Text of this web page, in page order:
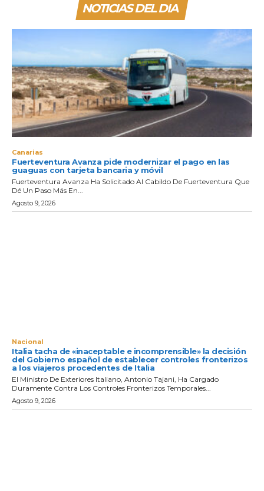
NOTICIAS DEL DIA
Canarias
Fuerteventura Avanza pide modernizar el pago en las
guaguas con tarjeta bancaria y móvil
Fuerteventura Avanza Ha Solicitado Al Cabildo De Fuerteventura Que
Dé Un Paso Más En...
Agosto 9, 2026
Nacional
Italia tacha de «inaceptable e incomprensible» la decisión
del Gobierno español de establecer controles fronterizos
a los viajeros procedentes de Italia
El Ministro De Exteriores Italiano, Antonio Tajani, Ha Cargado
Duramente Contra Los Controles Fronterizos Temporales...
Agosto 9, 2026